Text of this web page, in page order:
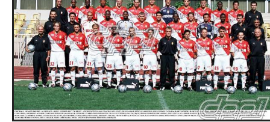
Contact